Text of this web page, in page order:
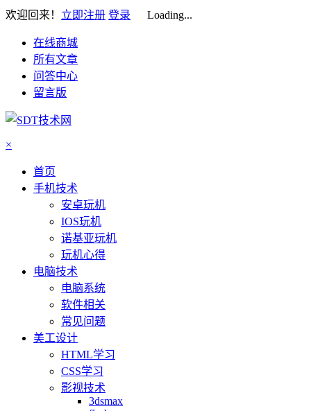
欢迎回来！ 立即注册 登录 Loading...
在线商城
所有文章
问答中心
留言版
×
首页
手机技术
安卓玩机
IOS玩机
诺基亚玩机
玩机心得
电脑技术
电脑系统
软件相关
常见问题
美工设计
HTML学习
CSS学习
影视技术
3dsmax